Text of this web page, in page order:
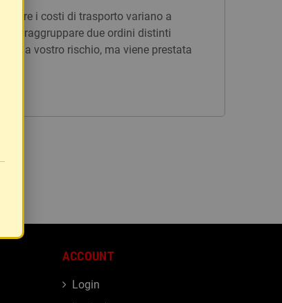
i costi di trasporto variano a
raggruppare due ordini distinti
a vostro rischio, ma viene prestata
ACCOUNT
Login